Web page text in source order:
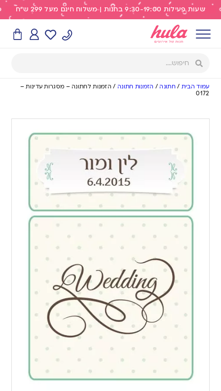
שעות פעילות 9:30-19:00 בחנות | משלוח חינם מעל 299 ש"ח
עמוד הבית /חתונה/ הזמנות חתונה / הזמנות לחתונה – מסגרות עדינות –
0172